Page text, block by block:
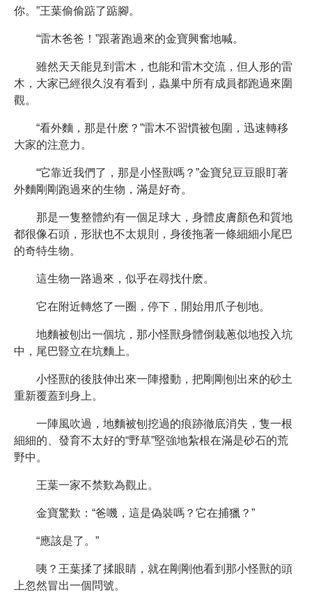
你。”王葉偷偷踮了踮腳。
“雷木爸爸！”跟著跑過來的金寶興奮地喊。
雖然天天能見到雷木，也能和雷木交流，但人形的雷
木，大家已經很久沒有看到，蟲巢中所有成員都跑過來圍
觀。
“看外麵，那是什麽？”雷木不習慣被包圍，迅速轉移
大家的注意力。
“它靠近我們了，那是小怪獸嗎？”金寶兒豆豆眼盯著
外麵剛剛跑過來的生物，滿是好奇。
那是一隻整體約有一個足球大，身體皮膚顏色和質地
都很像石頭，形狀也不太規則，身後拖著一條細細小尾巴
的奇特生物。
這生物一路過來，似乎在尋找什麽。
它在附近轉悠了一圈，停下，開始用爪子刨地。
地麵被刨出一個坑，那小怪獸身體倒栽蔥似地投入坑
中，尾巴豎立在坑麵上。
小怪獸的後肢伸出來一陣撥動，把剛剛刨出來的砂土
重新覆蓋到身上。
一陣風吹過，地麵被刨挖過的痕跡徹底消失，隻一根
細細的、發育不太好的“野草”堅強地紮根在滿是砂石的荒
野中。
王葉一家不禁歎為觀止。
金寶驚歎：“爸嘰，這是偽裝嗎？它在捕獵？”
“應該是了。”
咦？王葉揉了揉眼睛，就在剛剛他看到那小怪獸的頭
上忽然冒出一個問號。